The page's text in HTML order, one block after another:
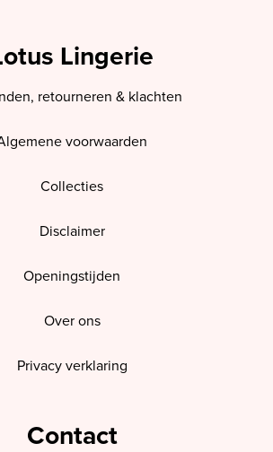
Lingerie
retourneren & klachten
voorwaarden
Collecties
Disclaimer
Openingstijden
Over ons
Privacy verklaring
Contact